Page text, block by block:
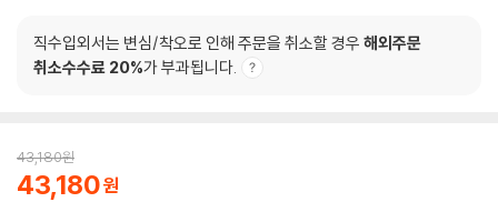
직수입외서는 변심/착오로 인해 주문을 취소할 경우 해외주문
취소수수료 20%가 부과됩니다.
43,180원
43,180